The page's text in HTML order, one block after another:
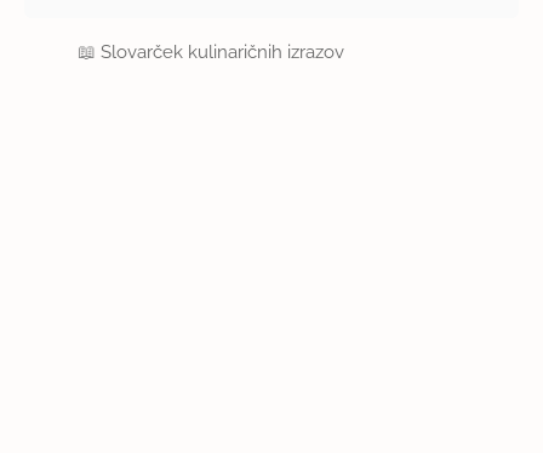
📖Slovarček kulinaričnih izrazov